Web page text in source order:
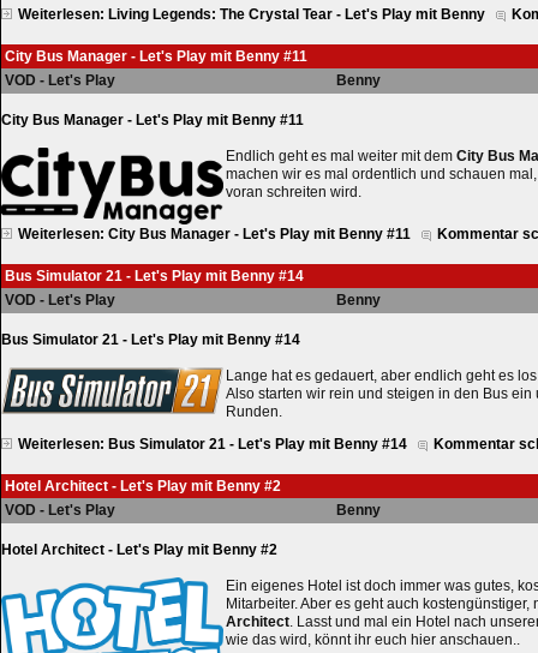
Weiterlesen: Living Legends: The Crystal Tear - Let's Play mit Benny
City Bus Manager - Let's Play mit Benny #11
VOD - Let's Play
Benny
City Bus Manager - Let's Play mit Benny #11
Endlich geht es mal weiter mit dem City Bus
machen wir es mal ordentlich und schauen
voran schreiten wird.
Weiterlesen: City Bus Manager - Let's Play mit Benny #11 Kommentar
Bus Simulator 21 - Let's Play mit Benny #14
VOD - Let's Play
Benny
Bus Simulator 21 - Let's Play mit Benny #14
Lange hat es gedauert, aber endlich geht es
Also starten wir rein und steigen in den Bus ein
Runden.
Weiterlesen: Bus Simulator 21 - Let's Play mit Benny #14
Kommentar
Hotel Architect - Let's Play mit Benny #2
VOD - Let's Play
Benny
Hotel Architect - Let's Play mit Benny #2
Ein eigenes Hotel ist doch immer was gutes,
Mitarbeiter. Aber es geht auch
Architect . Lasst und mal ein Hotel nach
wie das wird, könnt ihr euch hier anschauen..